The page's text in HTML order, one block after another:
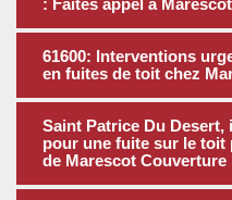
: Faites appel à
61600: Interventions
en fuites de toit chez
Saint Patrice Du
pour une fuite sur le toit
de Marescot Couverture